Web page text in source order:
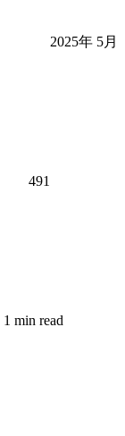
2025年 5月
491
1 min read